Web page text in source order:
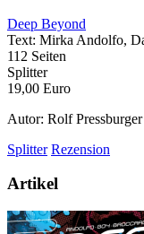
Deep Beyond
Text: Mirka Andolfo,
112 Seiten
Splitter
19,00 Euro
Autor: Rolf Pressburger
Splitter Rezension
Artikel